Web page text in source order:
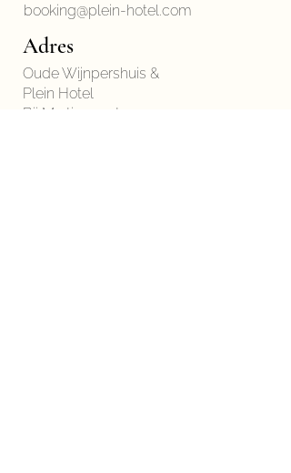
booking@plein-hotel.com
Adres
Oude Wijnpershuis &
Plein Hotel
Bij Martinergarten 13